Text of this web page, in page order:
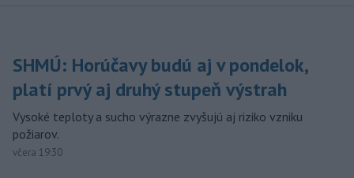
SHMÚ: Horúčavy budú aj v pondelok,
platí prvý aj druhý stupeň výstrah
Vysoké teploty a sucho výrazne zvyšujú aj riziko vzniku
požiarov.
včera 19:30